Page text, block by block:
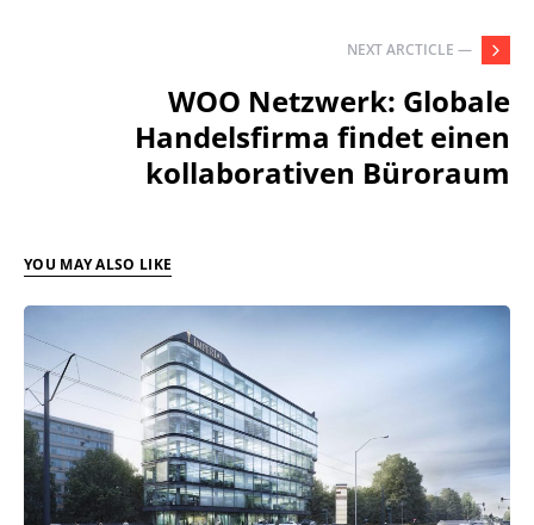
NEXT ARCTICLE —
WOO Netzwerk: Globale
Handelsfirma findet einen
kollaborativen Büroraum
YOU MAY ALSO LIKE